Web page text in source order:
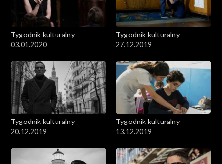
Tygodnik kulturalny
03.01.2020
Tygodnik kulturalny
27.12.2019
Tygodnik kulturalny
20.12.2019
Tygodnik kulturalny
13.12.2019